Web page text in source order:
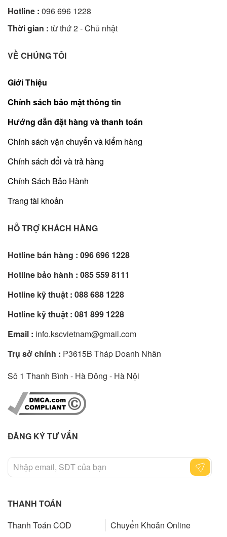
Hotline : 096 696 1228
Thời gian : từ thứ 2 - Chủ nhật
VỀ CHÚNG TÔI
Giới Thiệu
Chính sách bảo mật thông tin
Hướng dẫn đặt hàng và thanh toán
Chính sách vận chuyển và kiểm hàng
Chính sách đổi và trả hàng
Chính Sách Bảo Hành
Trang tài khoản
HỖ TRỢ KHÁCH HÀNG
Hotline bán hàng : 096 696 1228
Hotline bảo hành : 085 559 8111
Hotline kỹ thuật : 088 688 1228
Hotline kỹ thuật : 081 899 1228
Email : info.kscvietnam@gmail.com
Trụ sở chính : P3615B Tháp Doanh Nhân
Sô 1 Thanh Bình - Hà Đông - Hà Nội
ĐĂNG KÝ TƯ VẤN
THANH TOÁN
Thanh Toán COD
Chuyển Khoản Online